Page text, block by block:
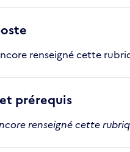
renseigné cette
prérequis
renseigné cette